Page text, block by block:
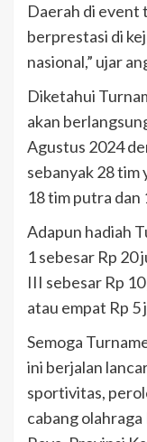
Daerah di event
berprestasi di
nasional,” ujar
Diketahui
akan
Agustus 2024
sebanyak 28
18 tim putra dan
Adapun hadiah
1 sebesar Rp 20
III sebesar Rp
atau empat Rp 5
Semoga
ini berjalan
sportivitas,
cabang